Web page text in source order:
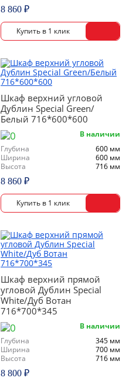
8 860 ₽
Шкаф верхний угловой
Дублин Special Green/
Белый 716*600*600
В наличии
Глубина
600 мм
Ширина
600 мм
Высота
716 мм
8 860 ₽
Шкаф верхний прямой
угловой Дублин Special
White/Дуб Вотан
716*700*345
В наличии
Глубина
345 мм
Ширина
700 мм
Высота
716 мм
8 800 ₽